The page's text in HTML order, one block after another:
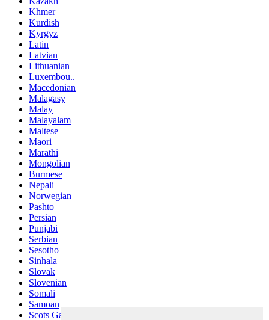
Khmer
Kurdish
Kyrgyz
Latin
Latvian
Lithuanian
Luxembou..
Macedonian
Malagasy
Malay
Malayalam
Maltese
Maori
Marathi
Mongolian
Burmese
Nepali
Norwegian
Pashto
Persian
Punjabi
Serbian
Sesotho
Sinhala
Slovak
Slovenian
Somali
Samoan
Scots Gaelic